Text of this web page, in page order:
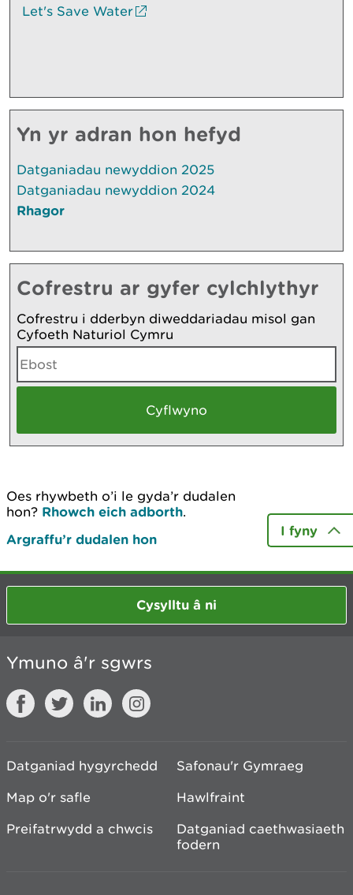
Let's Save Water
Yn yr adran hon hefyd
Datganiadau newyddion 2025
Datganiadau newyddion 2024
Rhagor
Cofrestru ar gyfer cylchlythyr
Cofrestru i dderbyn diweddariadau misol gan
Cyfoeth Naturiol Cymru
Oes rhywbeth o’i le gyda’r dudalen
hon? Rhowch eich adborth.
Argraffu’r dudalen hon
I fyny
Cysylltu â ni
Ymuno â'r sgwrs
Datganiad hygyrchedd
Safonau'r Gymraeg
Map o'r safle
Hawlfraint
Preifatrwydd a chwcis
Datganiad caethwasiaeth
fodern